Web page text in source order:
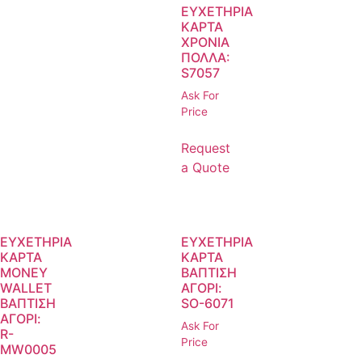
ΕΥΧΕΤΗΡΙΑ
ΚΑΡΤΑ
ΧΡΟΝΙΑ
ΠΟΛΛΑ:
S7057
Ask For
Price
Request
a Quote
ΕΥΧΕΤΗΡΙΑ
ΚΑΡΤΑ
ΜΟΝΕΥ
WALLET
ΒΑΠΤΙΣΗ
ΑΓΟΡΙ:
R-
MW0005
ΕΥΧΕΤΗΡΙΑ
ΚΑΡΤΑ
ΒΑΠΤΙΣΗ
ΑΓΟΡΙ:
SO-6071
Ask For
Price